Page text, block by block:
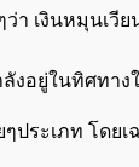
เงินหมุนเวีย
งอยู่ในทิศทาง
ประเภท โดยเ